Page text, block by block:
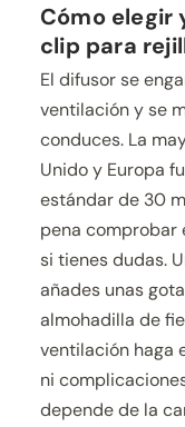
Cómo elegir
clip para
El difusor se
ventilación y se
conduces. La
Unido y Europa
estándar de 30
pena comprobar
si tienes dudas.
añades unas
almohadilla de
ventilación haga
ni
depende de la